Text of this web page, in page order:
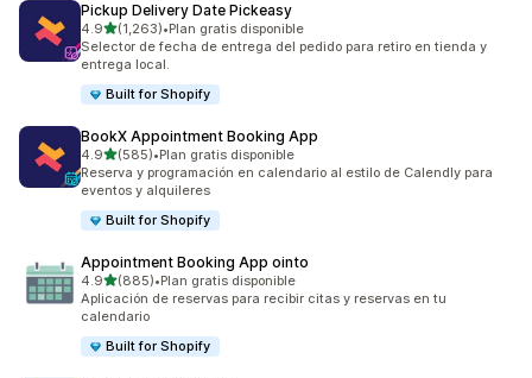
Pickup Delivery Date Pickeasy
4.9de 5 estrellas
(1,263)
1263 reseñas en total
•Plan gratis disponible
Selector de fecha de entrega del pedido para retiro en tienda y
entrega local.
Built for Shopify
BookX Appointment Booking App
4.9de 5 estrellas
(585)
585 reseñas en total
•Plan gratis disponible
Reserva y programación en calendario al estilo de Calendly para
eventos y alquileres
Built for Shopify
Appointment Booking App ointo
4.9de 5 estrellas
(885)
885 reseñas en total
•Plan gratis disponible
Aplicación de reservas para recibir citas y reservas en tu
calendario
Built for Shopify